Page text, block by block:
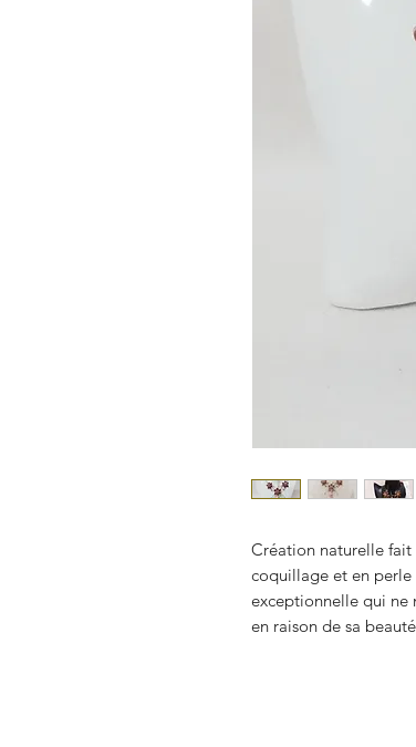
Création naturelle
coquillage et en
exceptionnelle qui
en raison de sa